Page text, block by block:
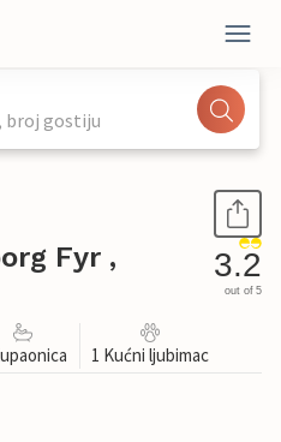
broj gostiju
Fyr ,
3.2
out of 5
1 Kućni ljubimac